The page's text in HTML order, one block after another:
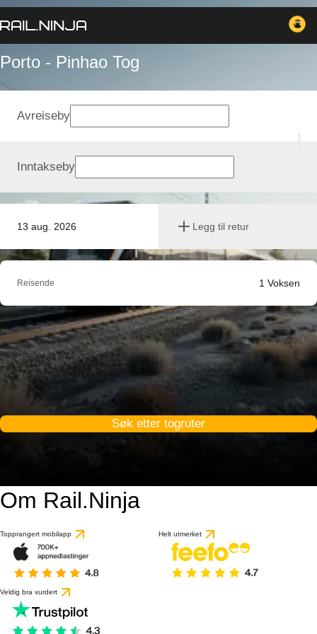
Porto - Pinhao Tog
13 aug. 2026 Legg til retur
Avreiseby
Inntakseby
Reisende 1 Voksen
Søk etter togruter
Om Rail.Ninja
Topprangert mobilapp Helt utmerket
Veldig bra vurdert